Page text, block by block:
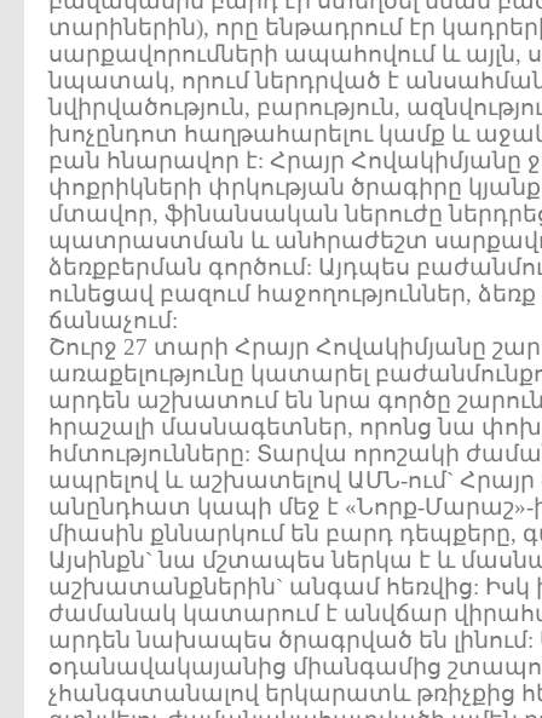
տարիներին), որը ենթադրում էր
սարքավորումների ապահովում և այլն,
նպատակ, որում ներդրված է անսահման
նվիրվածություն, բարություն,
խոչընդոտ հաղթահարելու կամք և
բան հնարավոր է: Հրայր Հովակիմյանը
փոքրիկների փրկության ծրագիրը
մտավոր, ֆինանսական ներուժը
պատրաստման և անհրաժեշտ
ձեռքբերման գործում: Այդպես
ունեցավ բազում հաջողություններ,
ճանաչում:
Շուրջ 27 տարի Հրայր Հովակիմյանը
առաքելությունը կատարել
արդեն աշխատում են նրա գործը
հրաշալի մասնագետներ, որոնց նա
հմտությունները: Տարվա որոշակի
ապրելով և աշխատելով ԱՄՆ-ում` Հրայր
անընդհատ կապի մեջ է «Նորք-Մարաշ»-
միասին քննարկում են բարդ դեպքերը,
Այսինքն` նա մշտապես ներկա է և
աշխատանքներին` անգամ հեռվից: Իսկ իր
ժամանակ կատարում է անվճար
արդեն նախապես ծրագրված են լինում:
օդանավակայանից միանգամից
չհանգստանալով երկարատև թռիչքից